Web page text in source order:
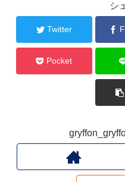
シ
Twitter
Pocket